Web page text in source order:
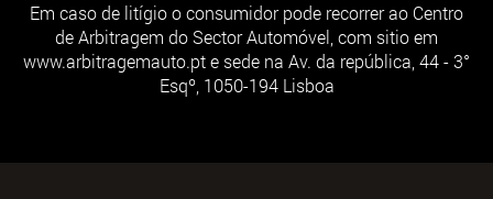
Em caso de litígio o consumidor pode recorrer ao Centro
de Arbitragem do Sector Automóvel, com sitio em
www.arbitragemauto.pt e sede na Av. da república, 44 - 3°
Esqº, 1050-194 Lisboa